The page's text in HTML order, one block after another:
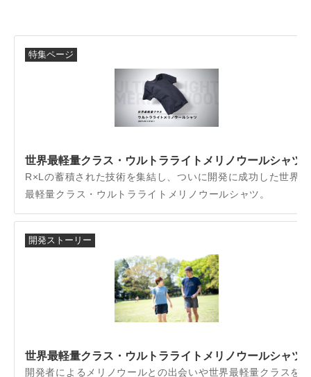
特集ページ
世界最軽量クラス・ウルトラライトメリノウールシャツ
R×Lの蓄積された技術を集結し、ついに開発に成功した世界
最軽量クラス・ウルトラライトメリノウールシャツ。
開発ストーリー
世界最軽量クラス・ウルトラライトメリノウールシャツ
開発者によるメリノウールとの出会いや世界最軽量クラスを